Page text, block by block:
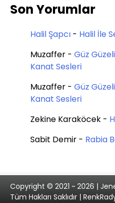
Son Yorumlar
Halil Şapcı - Halil İle
Muzaffer - Güz
Kanat Sesleri
Muzaffer - Güz
Kanat Sesleri
Zekine Karaköcek -
Sabit Demir - Rabia
Copyright © 2021 ~ 2026 |
Tüm Hakları Saklıdır |